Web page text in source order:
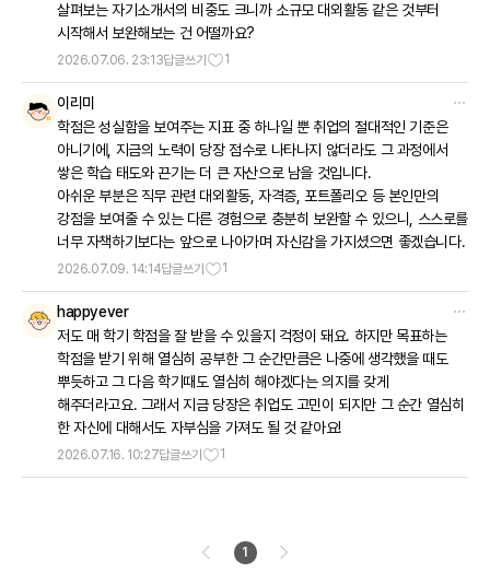
살펴보는 자기소개서의 비중도 크니까 소규모 대외활동 같은 것부터
시작해서 보완해보는 건 어떨까요?
2026.07.06. 23:13답글쓰기 1
이리미
학점은 성실함을 보여주는 지표 중 하나일 뿐 취업의 절대적인 기준은
아니기에, 지금의 노력이 당장 점수로 나타나지 않더라도 그 과정에서
쌓은 학습 태도와 끈기는 더 큰 자산으로 남을 것입니다.
아쉬운 부분은 직무 관련 대외활동, 자격증, 포트폴리오 등 본인만의
강점을 보여줄 수 있는 다른 경험으로 충분히 보완할 수 있으니, 스스로를
너무 자책하기보다는 앞으로 나아가며 자신감을 가지셨으면 좋겠습니다.
2026.07.09. 14:14답글쓰기 1
happyever
저도 매 학기 학점을 잘 받을 수 있을지 걱정이 돼요. 하지만 목표하는
학점을 받기 위해 열심히 공부한 그 순간만큼은 나중에 생각했을 때도
뿌듯하고 그 다음 학기때도 열심히 해야겠다는 의지를 갖게
해주더라고요. 그래서 지금 당장은 취업도 고민이 되지만 그 순간 열심히
한 자신에 대해서도 자부심을 가져도 될 것 같아요!
2026.07.16. 10:27답글쓰기 1
1